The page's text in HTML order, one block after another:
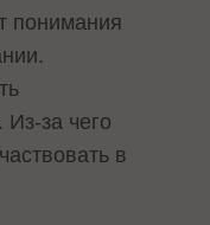
понимания
Из-за чего
в